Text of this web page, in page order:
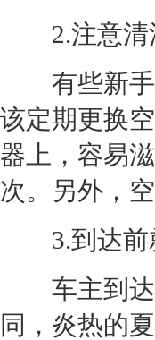
2.注意清
有些新手
该定期更换
器上，容易
次。另外，
3.到达前
车主到达
同，炎热的